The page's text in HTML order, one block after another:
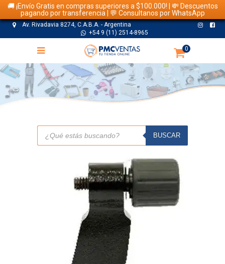
🚚 ¡Envío Gratis en compras superiores a $100.000! | 💸 Descuentos
pagando por transferencia | 💬 Consultanos por WhatsApp
Av. Rivadavia 8274, C.A.B.A. - Argentina
+54 9 (11) 2514-8965
0
TIENDA
Búsqueda
productos
BUSCAR